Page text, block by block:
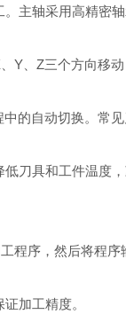
轴采用高精密轴
Z三个方向移动
自动切换。常见
具和工件温度，
序，然后将程序
加工精度。